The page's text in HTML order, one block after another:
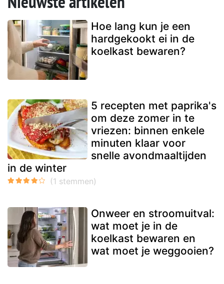
Hoe lang kun je een
hardgekookt ei in de
koelkast bewaren?
5 recepten met paprika's
om deze zomer in te
vriezen: binnen enkele
minuten klaar voor
snelle avondmaaltijden
in de winter
Onweer en stroomuitval:
wat moet je in de
koelkast bewaren en
wat moet je weggooien?